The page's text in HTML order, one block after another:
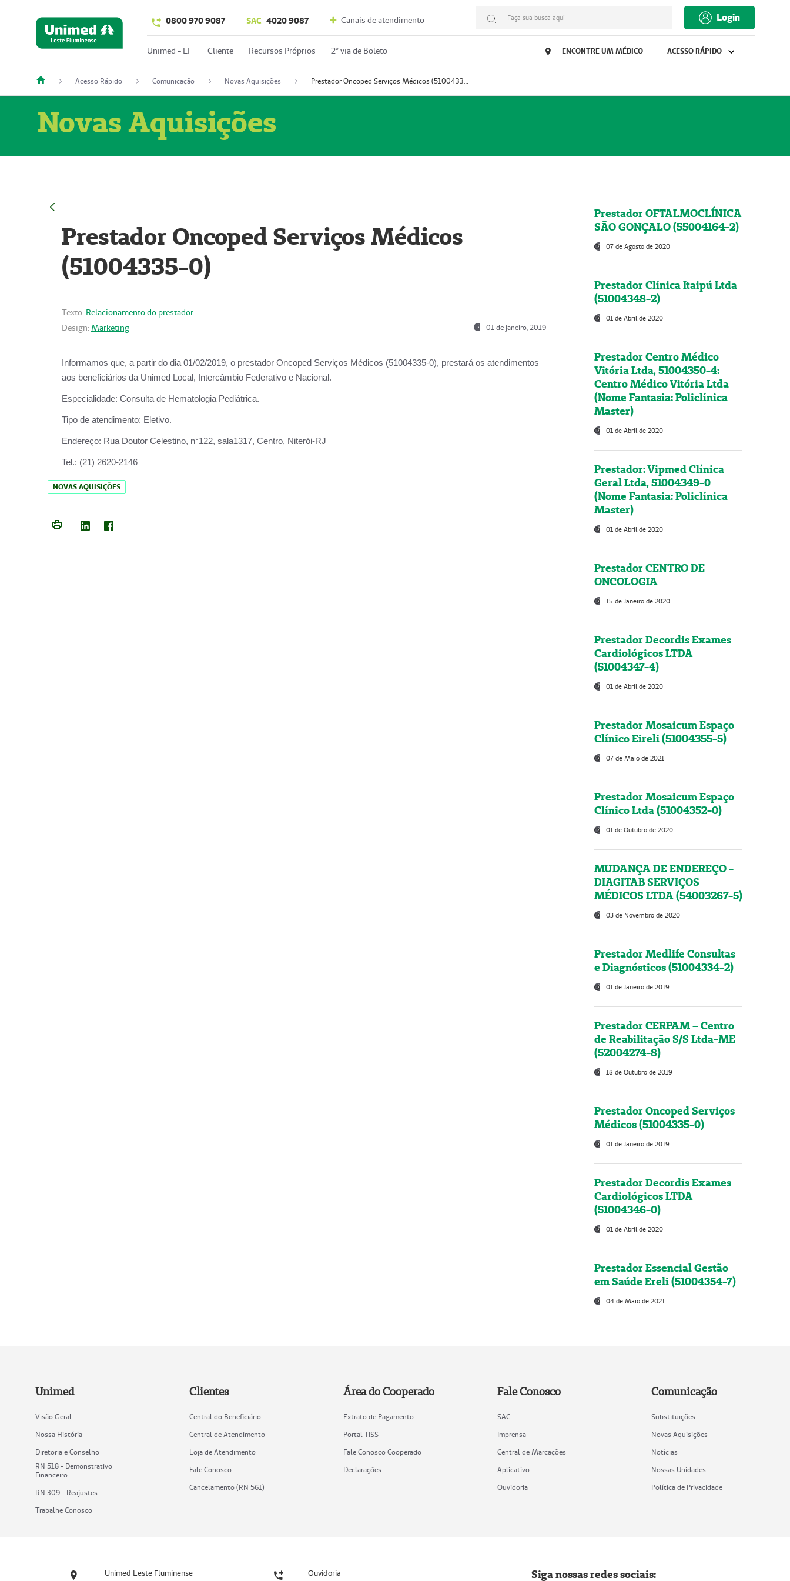
0800 970 9087 SAC 4020 9087 Canais de atendimento Faça sua busca aqui Login
Unimed - LF Cliente Recursos Próprios 2º via de Boleto ENCONTRE UM MÉDICO ACESSO RÁPIDO
Acesso Rápido Comunicação Novas Aquisições Prestador Oncoped Serviços Médicos (51004335-0)
Novas Aquisições
Prestador Oncoped Serviços Médicos
(51004335-0)
Texto: Relacionamento do prestador
Design: Marketing 01 de janeiro, 2019
Informamos que, a partir do dia 01/02/2019, o prestador Oncoped Serviços Médicos (51004335-0), prestará os atendimentos
aos beneficiários da Unimed Local, Intercâmbio Federativo e Nacional.
Especialidade: Consulta de Hematologia Pediátrica.
Tipo de atendimento: Eletivo.
Endereço: Rua Doutor Celestino, n°122, sala1317, Centro, Niterói-RJ
Tel.: (21) 2620-2146
NOVAS AQUISIÇÕES
Prestador OFTALMOCLÍNICA
SÃO GONÇALO (55004164-2)
07 de Agosto de 2020
Prestador Clínica Itaipú Ltda
(51004348-2)
01 de Abril de 2020
Prestador Centro Médico
Vitória Ltda, 51004350-4:
Centro Médico Vitória Ltda
(Nome Fantasia: Policlínica
Master)
01 de Abril de 2020
Prestador: Vipmed Clínica
Geral Ltda, 51004349-0
(Nome Fantasia: Policlínica
Master)
01 de Abril de 2020
Prestador CENTRO DE
ONCOLOGIA
15 de Janeiro de 2020
Prestador Decordis Exames
Cardiológicos LTDA
(51004347-4)
01 de Abril de 2020
Prestador Mosaicum Espaço
Clínico Eireli (51004355-5)
07 de Maio de 2021
Prestador Mosaicum Espaço
Clínico Ltda (51004352-0)
01 de Outubro de 2020
MUDANÇA DE ENDEREÇO -
DIAGITAB SERVIÇOS
MÉDICOS LTDA (54003267-5)
03 de Novembro de 2020
Prestador Medlife Consultas
e Diagnósticos (51004334-2)
01 de Janeiro de 2019
Prestador CERPAM – Centro
de Reabilitação S/S Ltda-ME
(52004274-8)
18 de Outubro de 2019
Prestador Oncoped Serviços
Médicos (51004335-0)
01 de Janeiro de 2019
Prestador Decordis Exames
Cardiológicos LTDA
(51004346-0)
01 de Abril de 2020
Prestador Essencial Gestão
em Saúde Ereli (51004354-7)
04 de Maio de 2021
Unimed
Visão Geral
Nossa História
Diretoria e Conselho
RN 518 - Demonstrativo
Financeiro
RN 309 - Reajustes
Trabalhe Conosco
Clientes
Central do Beneficiário
Central de Atendimento
Loja de Atendimento
Fale Conosco
Cancelamento (RN 561)
Área do Cooperado
Extrato de Pagamento
Portal TISS
Fale Conosco Cooperado
Declarações
Fale Conosco
SAC
Imprensa
Central de Marcações
Aplicativo
Ouvidoria
Comunicação
Substituições
Novas Aquisições
Notícias
Nossas Unidades
Política de Privacidade
Unimed Leste Fluminense Ouvidoria Siga nossas redes sociais: